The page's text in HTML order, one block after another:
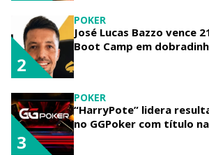
POKER
José Lucas Bazzo vence
Boot Camp em
2
POKER
“HarryPote” lidera
no GGPoker com título na
3